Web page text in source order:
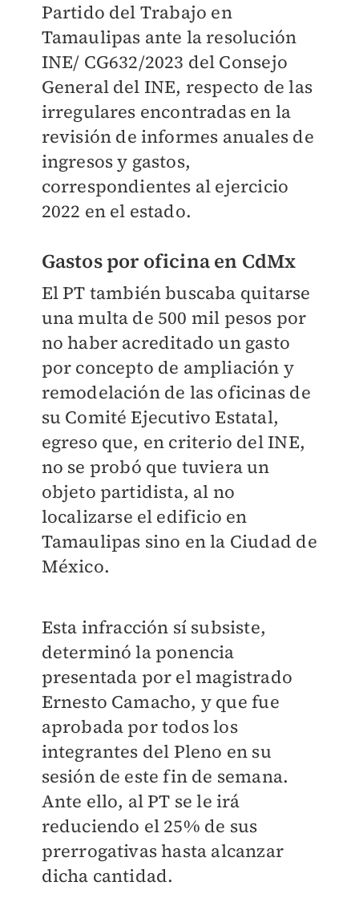
Partido del Trabajo en
Tamaulipas ante la resolución
INE/ CG632/2023 del Consejo
General del INE, respecto de las
irregulares encontradas en la
revisión de informes anuales de
ingresos y gastos,
correspondientes al ejercicio
2022 en el estado.
Gastos por oficina en CdMx
El PT también buscaba quitarse
una multa de 500 mil pesos por
no haber acreditado un gasto
por concepto de ampliación y
remodelación de las oficinas de
su Comité Ejecutivo Estatal,
egreso que, en criterio del INE,
no se probó que tuviera un
objeto partidista, al no
localizarse el edificio en
Tamaulipas sino en la Ciudad de
México.
Esta infracción sí subsiste,
determinó la ponencia
presentada por el magistrado
Ernesto Camacho, y que fue
aprobada por todos los
integrantes del Pleno en su
sesión de este fin de semana.
Ante ello, al PT se le irá
reduciendo el 25% de sus
prerrogativas hasta alcanzar
dicha cantidad.